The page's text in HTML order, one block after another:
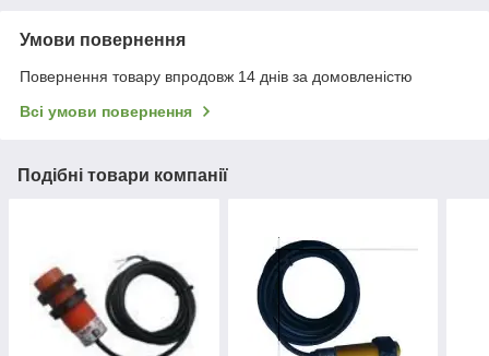
Умови повернення
Повернення товару впродовж 14 днів за домовленістю
Всі умови повернення
Подібні товари компанії